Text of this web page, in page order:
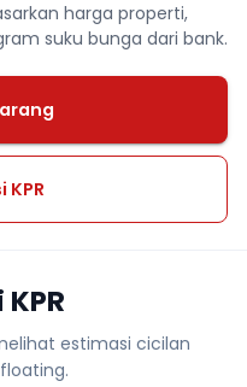
harga properti,
suku bunga dari bank.
estimasi cicilan